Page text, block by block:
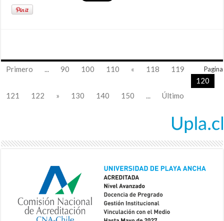
Pagina
Primero ... 90 100 110 « 118
119
120
121
122 » 130 140 150 ... Último